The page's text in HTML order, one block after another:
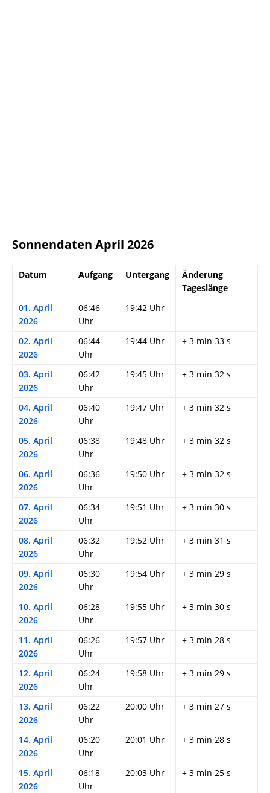
Sonnendaten April 2026
Datum Aufgang Untergang
Änderung
Tageslänge
01. April
2026
06:46
Uhr
19:42 Uhr
02. April
2026
06:44
Uhr
19:44 Uhr + 3 min 33 s
03. April
2026
06:42
Uhr
19:45 Uhr + 3 min 32 s
04. April
2026
06:40
Uhr
19:47 Uhr + 3 min 32 s
05. April
2026
06:38
Uhr
19:48 Uhr + 3 min 32 s
06. April
2026
06:36
Uhr
19:50 Uhr + 3 min 32 s
07. April
2026
06:34
Uhr
19:51 Uhr + 3 min 30 s
08. April
2026
06:32
Uhr
19:52 Uhr + 3 min 31 s
09. April
2026
06:30
Uhr
19:54 Uhr + 3 min 29 s
10. April
2026
06:28
Uhr
19:55 Uhr + 3 min 30 s
11. April
2026
06:26
Uhr
19:57 Uhr + 3 min 28 s
12. April
2026
06:24
Uhr
19:58 Uhr + 3 min 29 s
13. April
2026
06:22
Uhr
20:00 Uhr + 3 min 27 s
14. April
2026
06:20
Uhr
20:01 Uhr + 3 min 28 s
15. April
2026
06:18
Uhr
20:03 Uhr + 3 min 25 s